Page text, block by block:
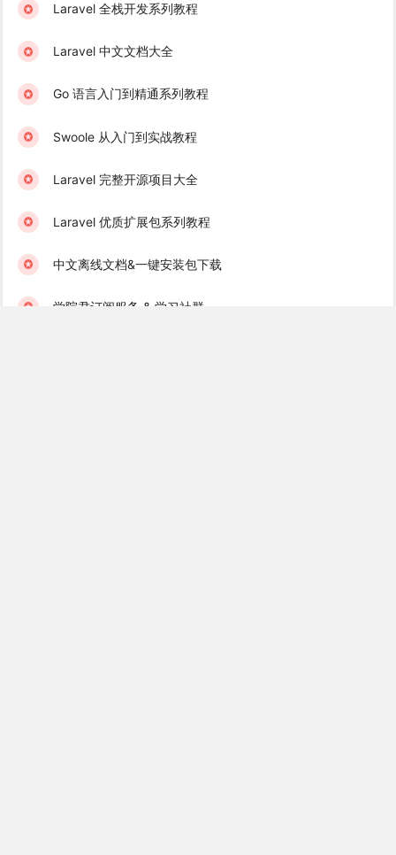
Laravel 全栈开发系列教程
Laravel 中文文档大全
Go 语言入门到精通系列教程
Swoole 从入门到实战教程
Laravel 完整开源项目大全
Laravel 优质扩展包系列教程
中文离线文档&一键安装包下载
学院君订阅服务 & 学习社群